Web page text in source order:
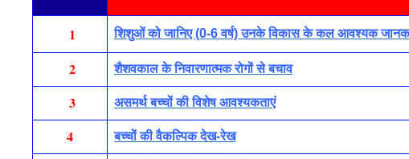
1 शिशुओं को जानिए (0-6 वर्ष) उनके विकास के कल आवश्यक
2 शैशवकाल के निवारणात्मक रोगों से बचाव
3 असमर्थ बच्चों की विशेष आवश्यकताएं
4 बच्चों की वैकल्पिक देख-रेख